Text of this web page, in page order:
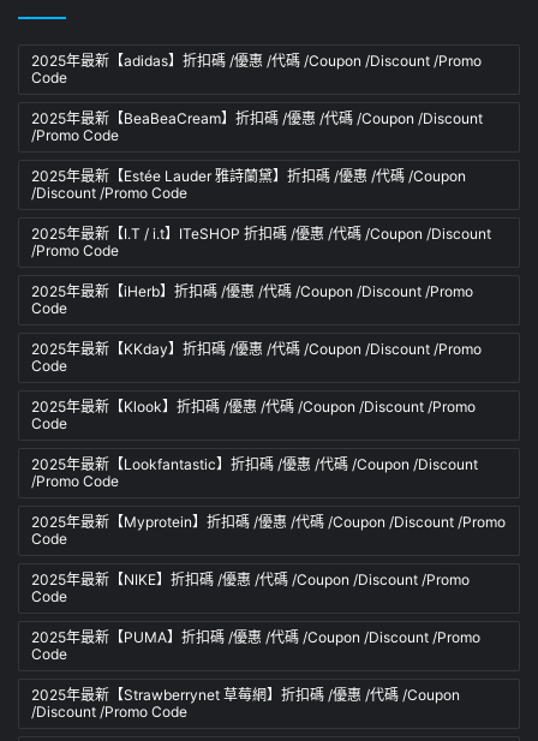
2025年最新【adidas】折扣碼 /優惠 /代碼 /Coupon /Discount /Promo
Code
2025年最新【BeaBeaCream】折扣碼 /優惠 /代碼 /Coupon /Discount
/Promo Code
2025年最新【Estée Lauder 雅詩蘭黛】折扣碼 /優惠 /代碼 /Coupon
/Discount /Promo Code
2025年最新【I.T / i.t】ITeSHOP 折扣碼 /優惠 /代碼 /Coupon /Discount
/Promo Code
2025年最新【iHerb】折扣碼 /優惠 /代碼 /Coupon /Discount /Promo
Code
2025年最新【KKday】折扣碼 /優惠 /代碼 /Coupon /Discount /Promo
Code
2025年最新【Klook】折扣碼 /優惠 /代碼 /Coupon /Discount /Promo
Code
2025年最新【Lookfantastic】折扣碼 /優惠 /代碼 /Coupon /Discount
/Promo Code
2025年最新【Myprotein】折扣碼 /優惠 /代碼 /Coupon /Discount /Promo
Code
2025年最新【NIKE】折扣碼 /優惠 /代碼 /Coupon /Discount /Promo
Code
2025年最新【PUMA】折扣碼 /優惠 /代碼 /Coupon /Discount /Promo
Code
2025年最新【Strawberrynet 草莓網】折扣碼 /優惠 /代碼 /Coupon
/Discount /Promo Code